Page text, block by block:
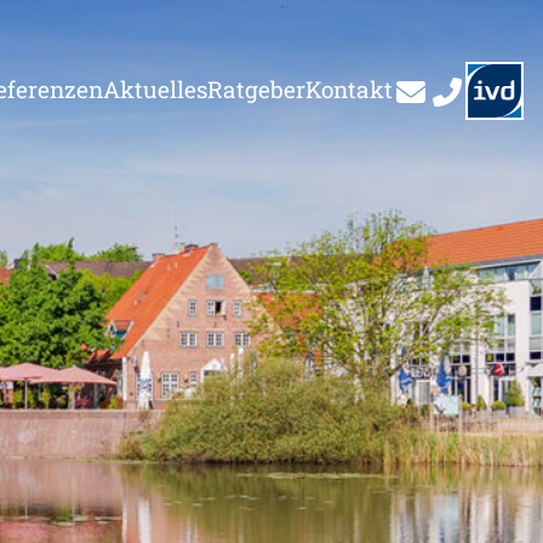
AktuellesRatgeberKontakt